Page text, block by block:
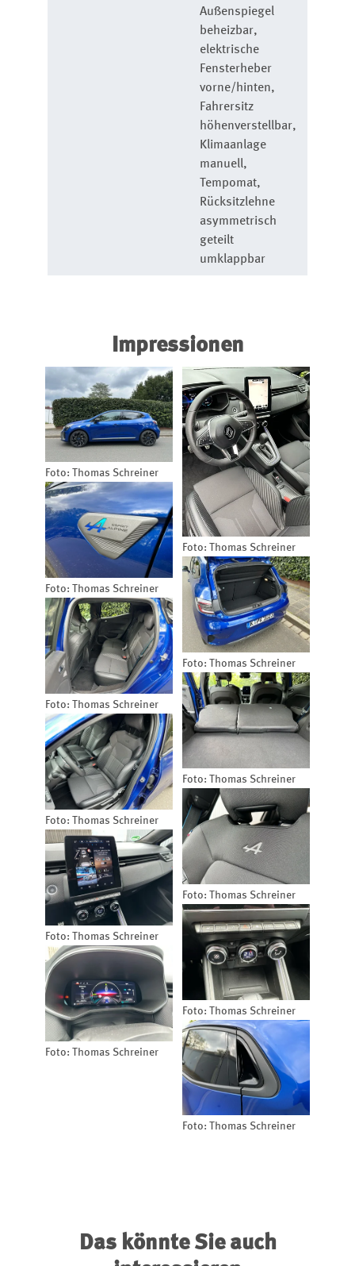
Außenspiegel
beheizbar,
elektrische
Fensterheber
vorne/hinten,
Fahrersitz
höhenverstellbar,
Klimaanlage
manuell,
Tempomat,
Rücksitzlehne
asymmetrisch
geteilt
umklappbar
Impressionen
Foto: Thomas Schreiner
Foto: Thomas Schreiner
Foto: Thomas Schreiner
Foto: Thomas Schreiner
Foto: Thomas Schreiner
Foto: Thomas Schreiner
Foto: Thomas Schreiner
Foto: Thomas Schreiner
Foto: Thomas Schreiner
Foto: Thomas Schreiner
Foto: Thomas Schreiner
Foto: Thomas Schreiner
Das könnte Sie auch